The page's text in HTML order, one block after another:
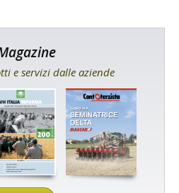
e servizi dalle aziende